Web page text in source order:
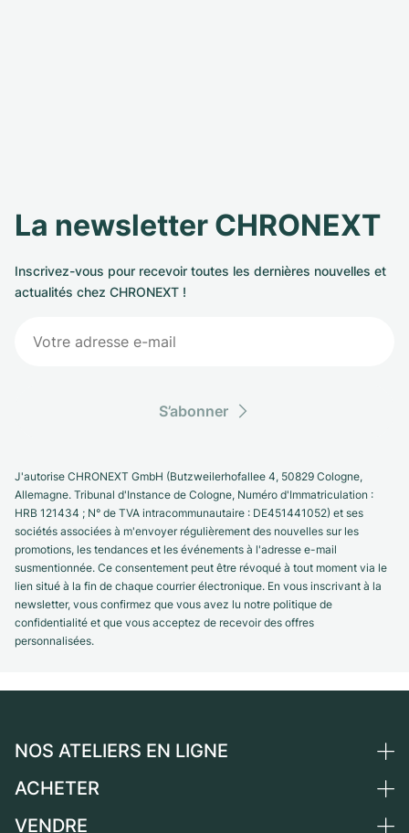
La newsletter CHRONEXT
Inscrivez-vous pour recevoir toutes les dernières nouvelles et
actualités chez CHRONEXT !
S’abonner
J'autorise CHRONEXT GmbH (Butzweilerhofallee 4, 50829 Cologne,
Allemagne. Tribunal d'Instance de Cologne, Numéro d'Immatriculation :
HRB 121434 ; N° de TVA intracommunautaire : DE451441052) et ses
sociétés associées à m'envoyer régulièrement des nouvelles sur les
promotions, les tendances et les événements à l'adresse e-mail
susmentionnée. Ce consentement peut être révoqué à tout moment via le
lien situé à la fin de chaque courrier électronique. En vous inscrivant à la
newsletter, vous confirmez que vous avez lu notre politique de
confidentialité et que vous acceptez de recevoir des offres
personnalisées.
NOS ATELIERS EN LIGNE
Allemagne
ACHETER
Toutes les montres de luxe
VENDRE